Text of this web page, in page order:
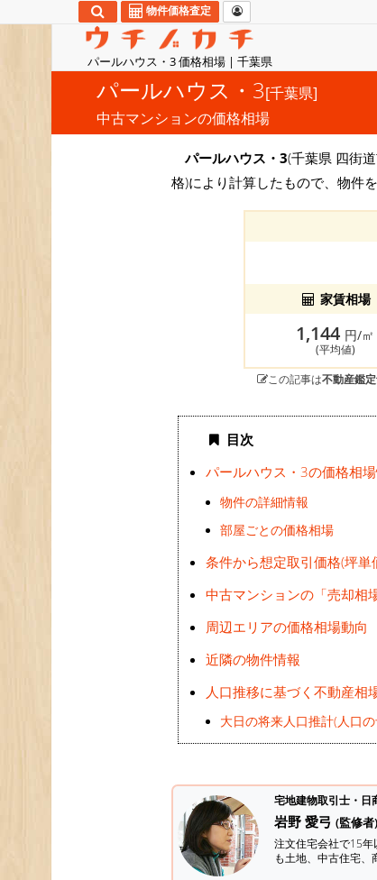
パールハウス・3 価格相場 | 千葉県
物件価格査定
パールハウス・3[千葉県]
中古マンションの価格相場
パールハウス・3(千葉県 四街
格)により計算したもので、物件
家賃相場
1,144 円/㎡
(平均値)
この記事は不動産鑑
目次
パールハウス・3の価格相
物件の詳細情報
部屋ごとの価格相場
条件から想定取引価格(坪単
中古マンションの「売却相
周辺エリアの価格相場動向
近隣の物件情報
人口推移に基づく不動産相
大日の将来人口推計(人口
宅地建物取引士・日
岩野 愛弓 (監修者)
注文住宅会社で15年
も土地、中古住宅、